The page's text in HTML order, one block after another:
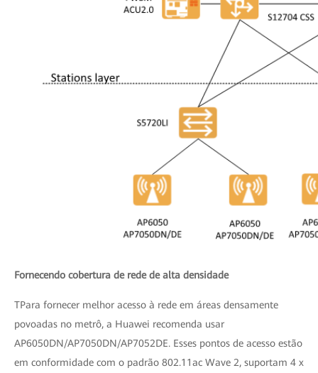
Fornecendo cobertura de rede de alta densidade
TPara fornecer melhor acesso à rede em áreas densamente
povoadas no metrô, a Huawei recomenda usar
AP6050DN/AP7050DN/AP7052DE. Esses pontos de acesso estão
em conformidade com o padrão 802.11ac Wave 2, suportam 4 x